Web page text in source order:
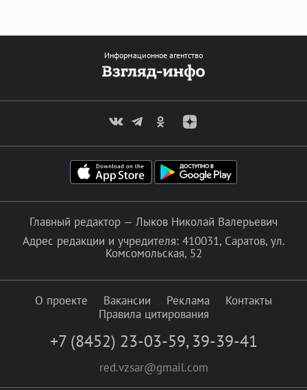
Информационное агентство
Главный редактор — Лыков Николай Валерьевич
Адрес редакции и учредителя: 410031, Саратов, ул.
Комсомольская, 52
О проекте Вакансии Реклама
Контакты
Правила цитирования
+7 (8452) 23-03-59, 39-39-41
red.vzsar@gmail.com